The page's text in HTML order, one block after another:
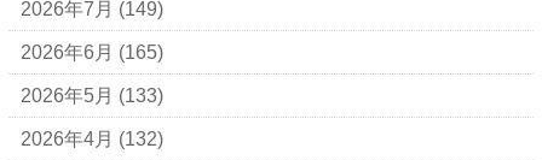
BALLY
ＵＧＧ
アナスイ
アニエスベー
2026年7月 (149)
2026年6月 (165)
2026年5月 (133)
2026年4月 (132)